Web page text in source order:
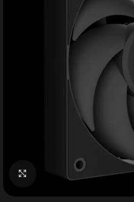
Click to enlarge